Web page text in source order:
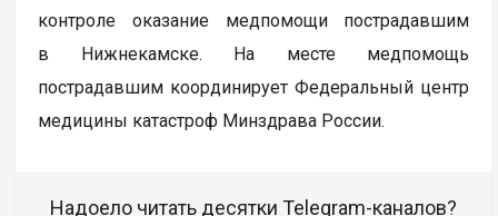
контроле оказание медпомощи пострадавшим
в Нижнекамске. На месте медпомощь
пострадавшим координирует Федеральный центр
медицины катастроф Минздрава России.
Надоело читать десятки Telegram-каналов?